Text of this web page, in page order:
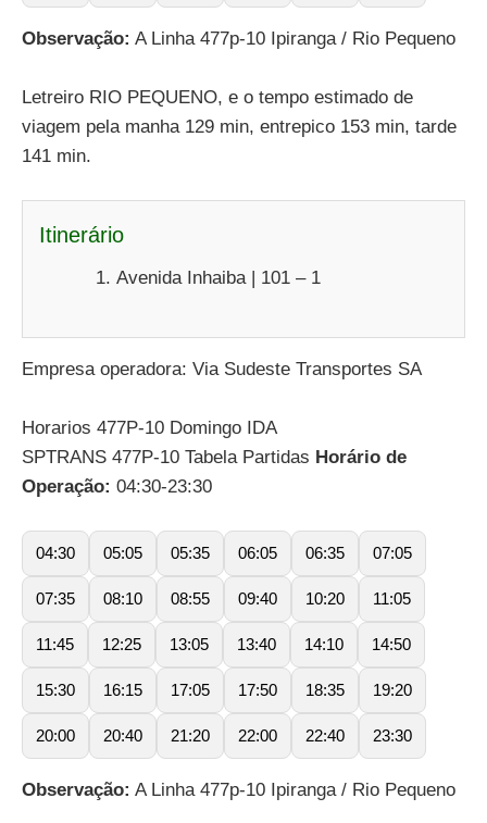
Observação: A Linha 477p-10 Ipiranga / Rio Pequeno
Letreiro RIO PEQUENO, e o tempo estimado de
viagem pela manha 129 min, entrepico 153 min, tarde
141 min.
Itinerário
Avenida Inhaiba | 101 – 1
Empresa operadora: Via Sudeste Transportes SA
Horarios 477P-10 Domingo IDA
SPTRANS 477P-10 Tabela Partidas Horário de
Operação: 04:30-23:30
04:30 05:05 05:35 06:05 06:35 07:05
07:35 08:10 08:55 09:40 10:20 11:05
11:45 12:25 13:05 13:40 14:10 14:50
15:30 16:15 17:05 17:50 18:35 19:20
20:00 20:40 21:20 22:00 22:40 23:30
Observação: A Linha 477p-10 Ipiranga / Rio Pequeno